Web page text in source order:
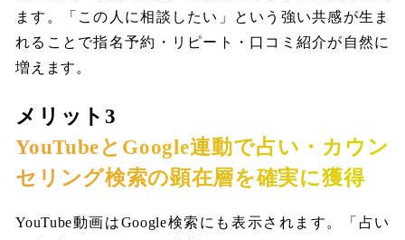
ます。「この人に相談したい」という強い共感が生ま
れることで指名予約・リピート・口コミ紹介が自然に
増えます。
メリット3
YouTubeとGoogle連動で占い・カウン
セリング検索の顕在層を確実に獲得
YouTube動画はGoogle検索にも表示されます。「占い